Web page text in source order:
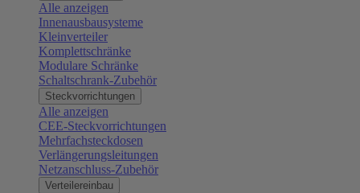
Alle anzeigen
Innenausbausysteme
Kleinverteiler
Komplettschränke
Modulare Schränke
Schaltschrank-Zubehör
Steckvorrichtungen
Alle anzeigen
CEE-Steckvorrichtungen
Mehrfachsteckdosen
Verlängerungsleitungen
Netzanschluss-Zubehör
Verteilereinbau